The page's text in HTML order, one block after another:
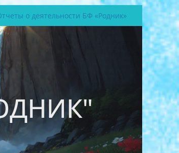
о деятельности БФ «Родник»